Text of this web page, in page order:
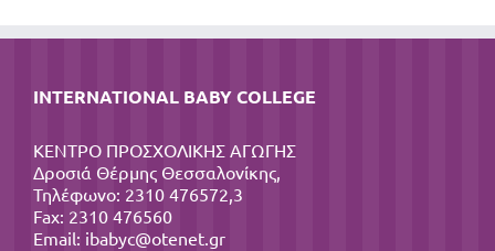
INTERNATIONAL BABY COLLEGE
ΚΕΝΤΡΟ ΠΡΟΣΧΟΛΙΚΗΣ ΑΓΩΓΗΣ
Δροσιά Θέρμης Θεσσαλονίκης,
Τηλέφωνο: 2310 476572,3
Fax: 2310 476560
Email: ibabyc@otenet.gr